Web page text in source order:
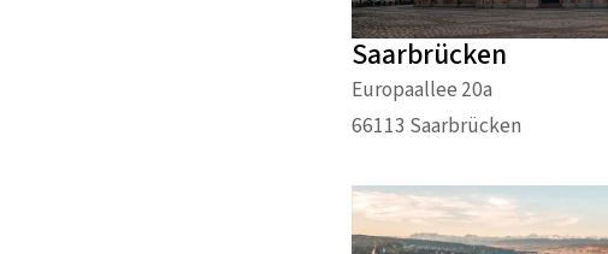
Saarbrücken
Europaallee 20a
66113 Saarbrücken